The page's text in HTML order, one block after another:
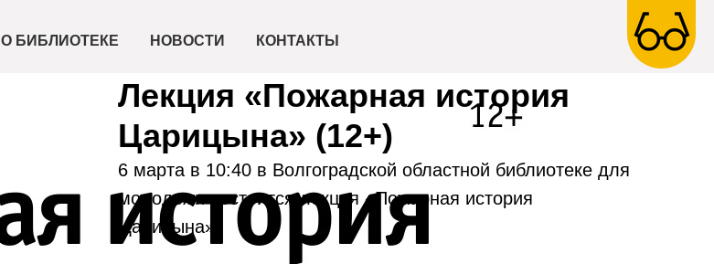
О БИБЛИОТЕКЕ НОВОСТИ КОНТАКТЫ
Лекция «Пожарная история
Царицына» (12+)
6 марта в 10:40 в Волгоградской областной библиотеке для
молодежи состоится лекция «Пожарная история
Царицына».